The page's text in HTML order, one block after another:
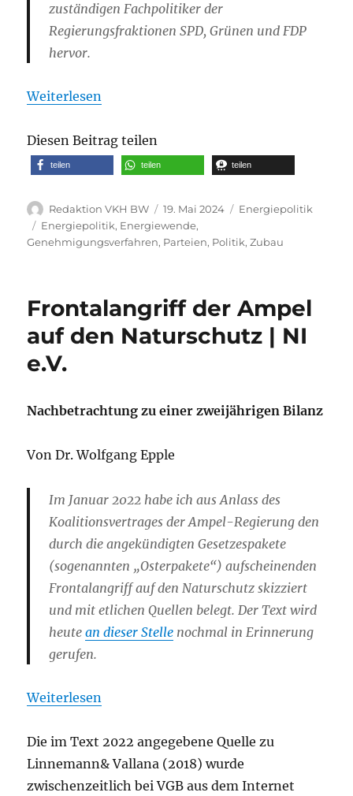
zuständigen Fachpolitiker der
Regierungsfraktionen SPD, Grünen und FDP
hervor.
Weiterlesen
Diesen Beitrag teilen
teilen teilen teilen
Autor
Redaktion VKH BW
Veröffentlicht
am
19. Mai 2024 Kategorien
Energiepolitik
Schlagwörter
Energiepolitik, Energiewende,
Genehmigungsverfahren, Parteien, Politik,Zubau
Frontalangriff der Ampel
auf den Naturschutz | NI
e.V.
Nachbetrachtung zu einer zweijährigen Bilanz
Von Dr.Wolfgang Epple
Im Januar 2022 habe ich aus Anlass des
Koalitionsvertrages der Ampel-Regierung den
durch die angekündigten Gesetzespakete
(sogenannten „Osterpakete“) aufscheinenden
Frontalangriff auf den Naturschutz skizziert
und mit etlichen Quellen belegt. Der Text wird
heutean dieser Stelle nochmal in Erinnerung
gerufen.
Weiterlesen
Die im Text 2022 angegebene Quelle zu
Linnemann& Vallana (2018) wurde
zwischenzeitlich bei VGB aus dem Internet